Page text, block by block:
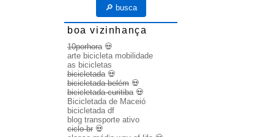
🔎 busca
boa vizinhança
10porhora💀
arte bicicleta mobilidade
as bicicletas
bicicletada💀
bicicletada belém 💀
bicicletada curitiba💀
Bicicletada de Maceió
bicicletada df
blog transporte ativo
ciclo br 💀